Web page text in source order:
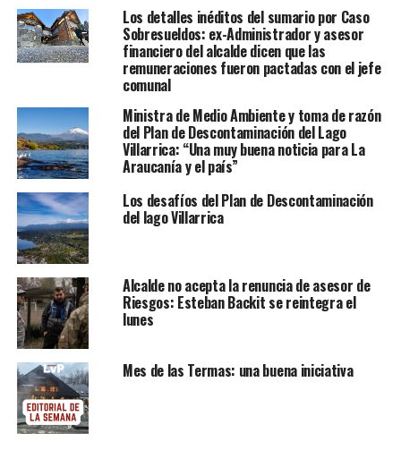
Los detalles inéditos del sumario por Caso
Sobresueldos: ex-Administrador y asesor
financiero del alcalde dicen que las
remuneraciones fueron pactadas con el jefe
comunal
Ministra de Medio Ambiente y toma de razón
del Plan de Descontaminación del Lago
Villarrica: “Una muy buena noticia para La
Araucanía y el país”
Los desafíos del Plan de Descontaminación
del lago Villarrica
Alcalde no acepta la renuncia de asesor de
Riesgos: Esteban Backit se reintegra el
lunes
Mes de las Termas: una buena iniciativa